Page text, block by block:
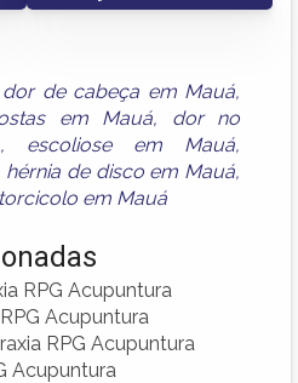
dor de cabeça em Mauá,
em Mauá, dor no
, escoliose em Mauá,
hérnia de disco em Mauá,
torcicolo em Mauá
RPG Acupuntura
Acupuntura
RPG Acupuntura
Acupuntura